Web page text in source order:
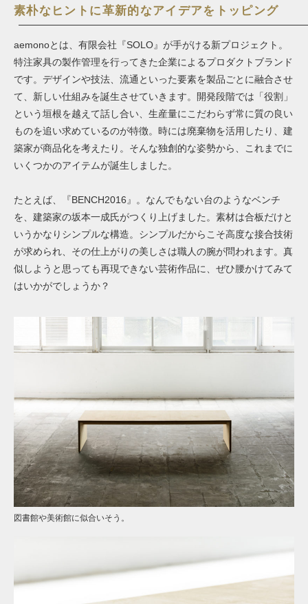
素朴なヒントに革新的なアイデアをトッピング
aemonoとは、有限会社『SOLO』が手がける新プロジェクト。
特注家具の製作管理を行ってきた企業によるプロダクトブランド
です。デザインや技法、流通といった要素を製品ごとに融合させ
て、新しい仕組みを誕生させていきます。開発段階では「役割」
という垣根を越えて話し合い、生産量にこだわらず常に質の良い
ものを追い求めているのが特徴。時には廃棄物を活用したり、建
築家が商品化を考えたり。そんな独創的な姿勢から、これまでに
いくつかのアイテムが誕生しました。
たとえば、『BENCH2016 』。なんでもない台のようなベンチ
を、建築家の坂本一成氏がつくり上げました。素材は合板だけと
いうかなりシンプルな構造。シンプルだからこそ高度な接合技術
が求められ、その仕上がりの美しさは職人の腕が問われます。真
似しようと思っても再現できない芸術作品に、ぜひ腰かけてみて
はいかがでしょうか？
図書館や美術館に似合いそう。